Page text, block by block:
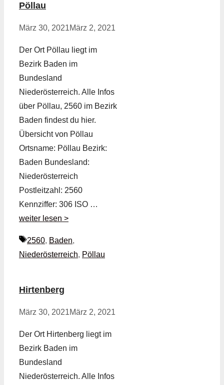
Pöllau
März 30, 2021März 2, 2021
Der Ort Pöllau liegt im
Bezirk Baden im
Bundesland
Niederösterreich. Alle Infos
über Pöllau, 2560 im Bezirk
Baden findest du hier.
Übersicht von Pöllau
Ortsname: Pöllau Bezirk:
Baden Bundesland:
Niederösterreich
Postleitzahl: 2560
Kennziffer: 306 ISO …
weiter lesen >
Schlagwörter
2560, Baden,
Niederösterreich, Pöllau
Hirtenberg
März 30, 2021März 2, 2021
Der Ort Hirtenberg liegt im
Bezirk Baden im
Bundesland
Niederösterreich. Alle Infos